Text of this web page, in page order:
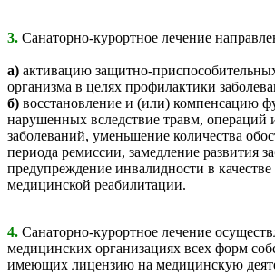
3. Санаторно-курортное лечение
а) активацию защитно-
организма в целях профилактики
б) восстановление и (или) компенсацию
нарушенных вследствие травм, операций
заболеваний, уменьшение количества
периода ремиссии, замедление развития
предупреждение инвалидности в качестве
медицинской реабилитации.
4. Санаторно-курортное лечение
медицинских организациях всех форм
имеющих лицензию на медицинскую